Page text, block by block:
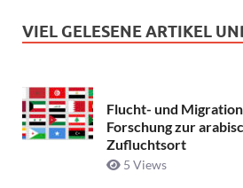
VIEL GELESENE ARTIKEL
Flucht- und
Forschung zur
Zufluchtsort
5 Views